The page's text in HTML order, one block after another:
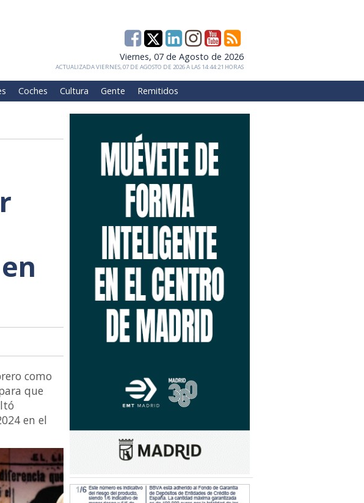
Viernes, 07 de Agosto de 2026
ACTUALIZADA VIERNES, 07 DE AGOSTO DE 2026 A LAS 14:44:21 HORAS
Coches Cultura Gente Remitidos
como
que
en el